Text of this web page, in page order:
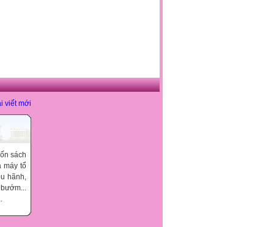
viết mới
sách
máy tổ
hãnh,